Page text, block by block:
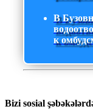
В
к
Bizi sosial